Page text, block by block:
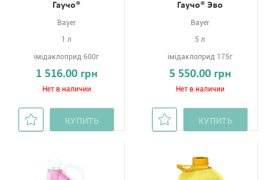
Гаучо®
Bayer
1 л
імідаклоприд 600г
1 516.00 грн
Нет в наличии
КУПИТЬ
Гаучо® Эво
Bayer
5 л
імідаклоприд 175г
5 550.00 грн
Нет в наличии
КУПИТЬ